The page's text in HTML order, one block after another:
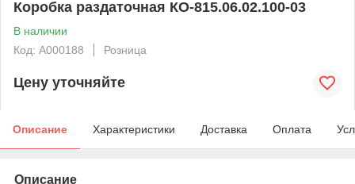
Коробка раздаточная КО-815.06.02.100-03
В наличии
Код: А000188
Розница
Цену уточняйте
Описание Характеристики Доставка Оплата
Описание